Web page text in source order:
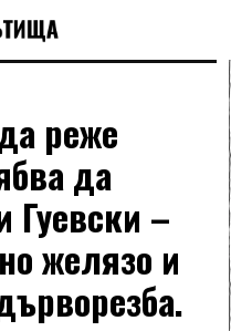
реже
да
Гуевски –
желязо и